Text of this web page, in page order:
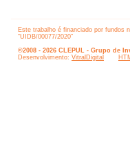
Este trabalho é financiado por fundos
“UIDB/00077/2020”
©2008 - 2026 CLEPUL - Grupo de
Desenvolvimento: VitralDigital